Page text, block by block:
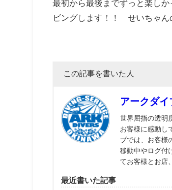
最初から最後までずっと楽し
ビングします！！ せいちゃん
この記事を書いた人
アークダイ
世界屈指の透明
お客様に感動し
ブでは、お客様
移動中やログ付
てお客様とお店
最近書いた記事